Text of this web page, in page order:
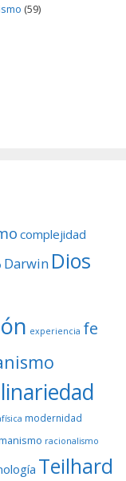
(59)
complejidad
Darwin Dios
experiencia fe
modernidad
racionalismo
Teilhard